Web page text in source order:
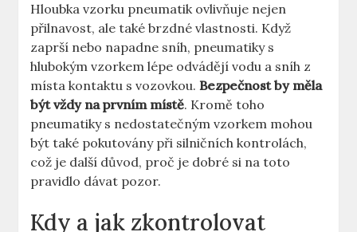
Hloubka vzorku pneumatik ovlivňuje nejen
přilnavost, ale také brzdné vlastnosti. Když
zaprší nebo napadne sníh, pneumatiky s
hlubokým vzorkem lépe odvádějí vodu a sníh z
místa kontaktu s vozovkou.Bezpečnost by měla
být vždy na prvním místě. Kromě toho
pneumatiky s nedostatečným vzorkem mohou
být také pokutovány při silničních kontrolách,
což je další důvod, proč je dobré si na toto
pravidlo dávat pozor.
Kdy a jak zkontrolovat